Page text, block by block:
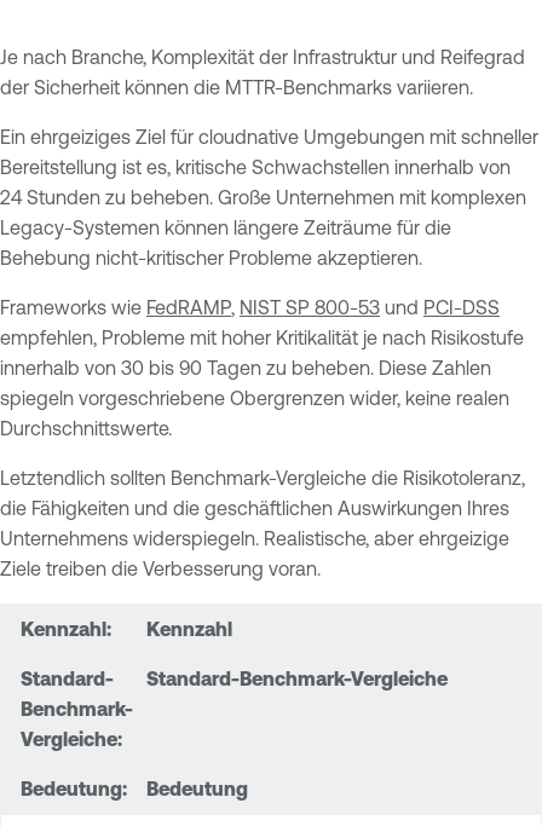
Je nach Branche, Komplexität der Infrastruktur und Reifegrad
der Sicherheit können die MTTR-Benchmarks variieren.
Ein ehrgeiziges Ziel für cloudnative Umgebungen mit schneller
Bereitstellung ist es, kritische Schwachstellen innerhalb von
24 Stunden zu beheben. Große Unternehmen mit komplexen
Legacy-Systemen können längere Zeiträume für die
Behebung nicht-kritischer Probleme akzeptieren.
Frameworks wie FedRAMP, NIST SP 800-53 und PCI-DSS
empfehlen, Probleme mit hoher Kritikalität je nach Risikostufe
innerhalb von 30 bis 90 Tagen zu beheben. Diese Zahlen
spiegeln vorgeschriebene Obergrenzen wider, keine realen
Durchschnittswerte.
Letztendlich sollten Benchmark-Vergleiche die Risikotoleranz,
die Fähigkeiten und die geschäftlichen Auswirkungen Ihres
Unternehmens widerspiegeln. Realistische, aber ehrgeizige
Ziele treiben die Verbesserung voran.
Kennzahl
Standard-Benchmark-Vergleiche
Bedeutung